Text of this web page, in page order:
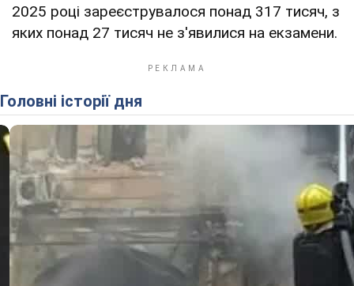
2025 році зареєструвалося понад 317 тисяч, з
яких понад 27 тисяч не з'явилися на екзамени.
Головні історії дня